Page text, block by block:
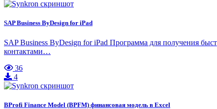
SAP Business ByDesign for iPad
SAP Business ByDesign for iPad Программа для получения
контактами…
36
4
BProfi Finance Model (BPFM) финансовая модель в Excel